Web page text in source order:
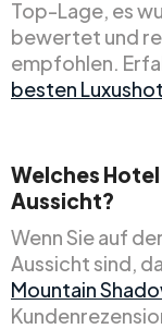
Top-Lage, es
bewertet und
empfohlen.
besten
Welches
Aussicht?
Wenn Sie auf
Aussicht sind,
Mountain